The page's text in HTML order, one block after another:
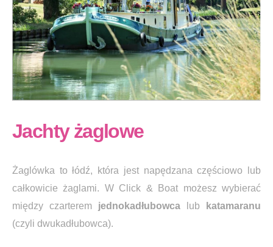
Jachty żaglowe
Żaglówka to łódź, która jest napędzana częściowo lub
całkowicie żaglami. W Click & Boat możesz wybierać
między czarterem jednokadłubowca lub
katamaranu
(czyli dwukadłubowca).